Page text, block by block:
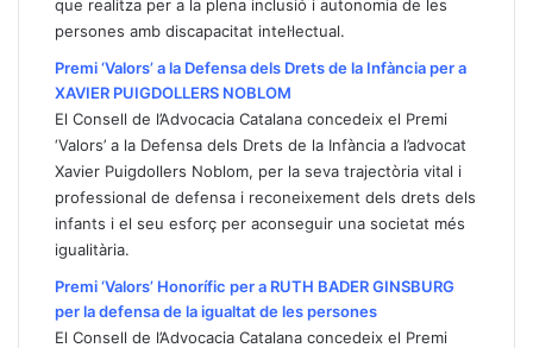
que realitza per a la plena inclusió i autonomia de les
persones amb discapacitat intel·lectual.
Premi ‘Valors’ a la Defensa dels Drets de la Infància per a
XAVIER PUIGDOLLERS NOBLOM
El Consell de l’Advocacia Catalana concedeix el Premi
‘Valors’ a la Defensa dels Drets de la Infància a l’advocat
Xavier Puigdollers Noblom, per la seva trajectòria vital i
professional de defensa i reconeixement dels drets dels
infants i el seu esforç per aconseguir una societat més
igualitària.
Premi ‘Valors’ Honorífic per a RUTH BADER GINSBURG
per la defensa de la igualtat de les persones
El Consell de l’Advocacia Catalana concedeix el Premi